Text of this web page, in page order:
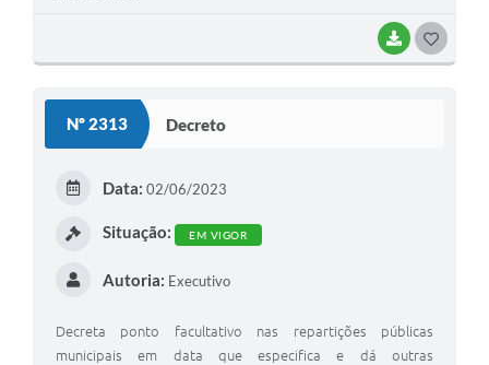
BAIXAR
Nº 2313 Decreto
Data: 02/06/2023
Situação: EM VIGOR
Autoria: Executivo
Decreta ponto facultativo nas repartições públicas
municipais em data que especifica e dá outras